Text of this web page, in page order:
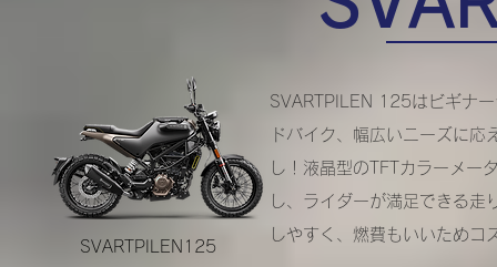
SVARTPILEN125
SVARTPILEN 125はビギナ
ドバイク、幅広いニーズに
し！液晶型のTFTカラーメー
し、ライダーが満足できる
しやすく、燃費もいいため